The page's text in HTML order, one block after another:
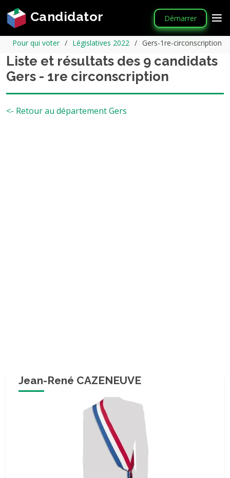
Candidator Démarrer
Pour qui voter Législatives 2022 Gers-1re-circonscription
Liste et résultats des 9 candidats
Gers - 1re circonscription
<- Retour au département Gers
Jean-René CAZENEUVE